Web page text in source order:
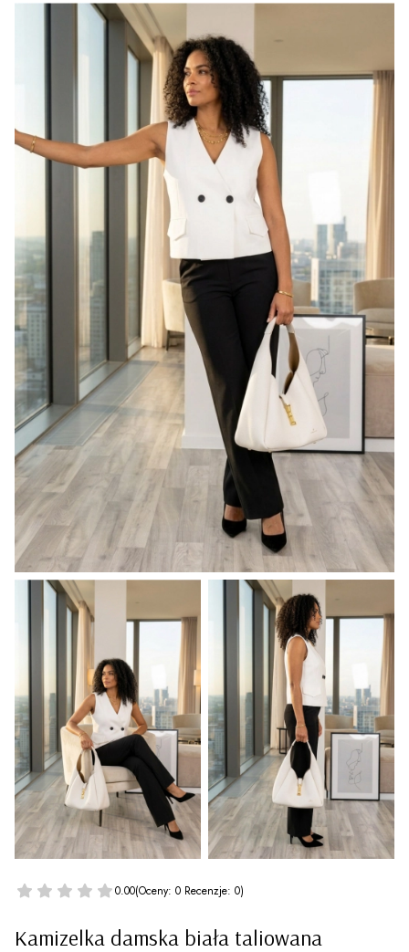
0.00(Oceny: 0 Recenzje: 0)
Kamizelka damska biała taliowana